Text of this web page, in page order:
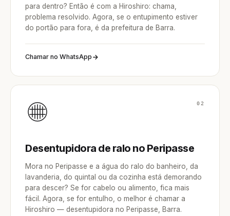
para dentro? Então é com a Hiroshiro: chama,
problema resolvido. Agora, se o entupimento estiver
do portão para fora, é da prefeitura de Barra.
Chamar no WhatsApp
02
Desentupidora de ralo no Peripasse
Mora no Peripasse e a água do ralo do banheiro, da
lavanderia, do quintal ou da cozinha está demorando
para descer? Se for cabelo ou alimento, fica mais
fácil. Agora, se for entulho, o melhor é chamar a
Hiroshiro — desentupidora no Peripasse, Barra.